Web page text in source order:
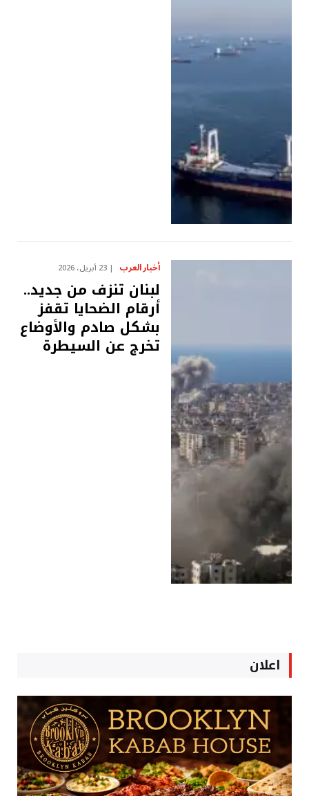
أخبار العرب 23 أبريل، 2026
لبنان تنزف من جديد..
أرقام الضحايا تقفز
بشكل صادم والأوضاع
تخرج عن السيطرة
اعلان